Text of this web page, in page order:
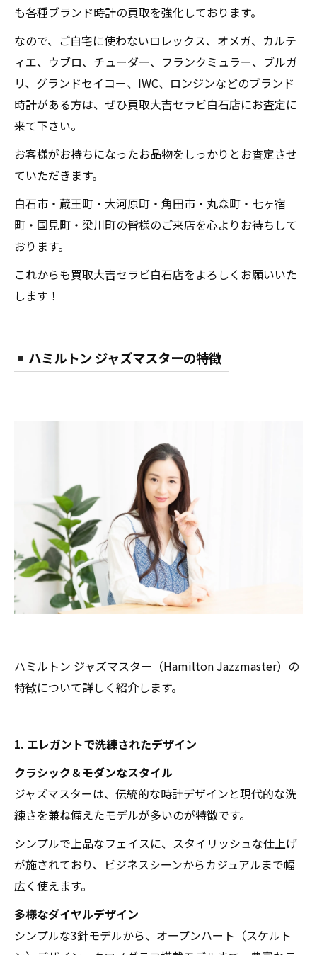
も各種ブランド時計の買取を強化しております。
なので、ご自宅に使わないロレックス、オメガ、カルテ
ィエ、ウブロ、チューダー、フランクミュラー、ブルガ
リ、グランドセイコー、IWC、ロンジンなどのブランド
時計がある方は、ぜひ買取大吉セラビ白石店にお査定に
来て下さい。
お客様がお持ちになったお品物をしっかりとお査定させ
ていただきます。
白石市・蔵王町・大河原町・角田市・丸森町・七ヶ宿
町・国見町・梁川町の皆様のご来店を心よりお待ちして
おります。
これからも買取大吉セラビ白石店をよろしくお願いいた
します！
ハミルトン ジャズマスターの特徴
ハミルトン ジャズマスター（Hamilton Jazzmaster）の
特徴について詳しく紹介します。
1. エレガントで洗練されたデザイン
クラシック＆モダンなスタイル
ジャズマスターは、伝統的な時計デザインと現代的な洗
練さを兼ね備えたモデルが多いのが特徴です。
シンプルで上品なフェイスに、スタイリッシュな仕上げ
が施されており、ビジネスシーンからカジュアルまで幅
広く使えます。
多様なダイヤルデザイン
シンプルな3針モデルから、オープンハート（スケルト